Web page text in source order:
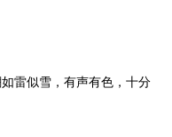
雷似雪，有声有色，十分